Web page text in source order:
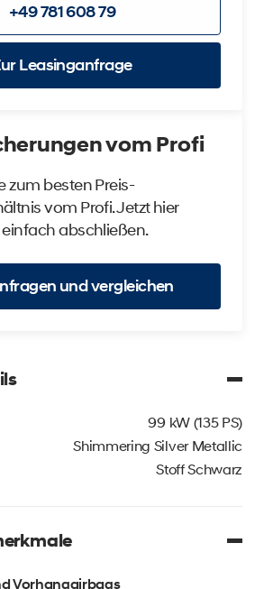
+49 781 608 79
Leasinganfrage
vom Profi
zum besten Preis-
vom Profi. Jetzt hier
abschließen.
und vergleichen
99 kW (135 PS)
Shimmering Silver Metallic
Stoff Schwarz
Vorhangairbags